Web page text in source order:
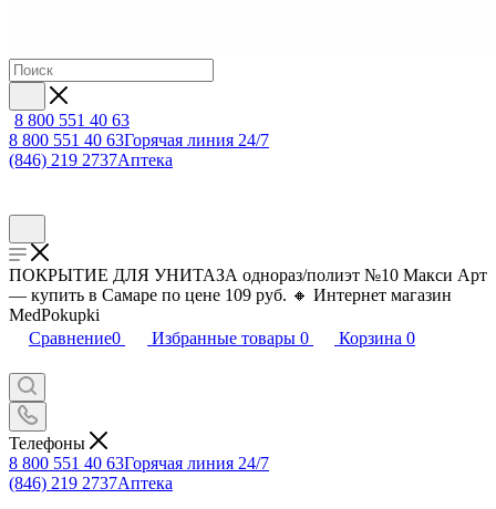
8 800 551 40 63
8 800 551 40 63Горячая линия 24/7
(846) 219 2737Аптека
ПОКРЫТИЕ ДЛЯ УНИТАЗА однораз/полиэт №10 Макси Арт
— купить в Самаре по цене 109 руб. 🔸 Интернет магазин
MedPokupki
Сравнение0 Избранные товары 0 Корзина 0
Телефоны
8 800 551 40 63Горячая линия 24/7
(846) 219 2737Аптека